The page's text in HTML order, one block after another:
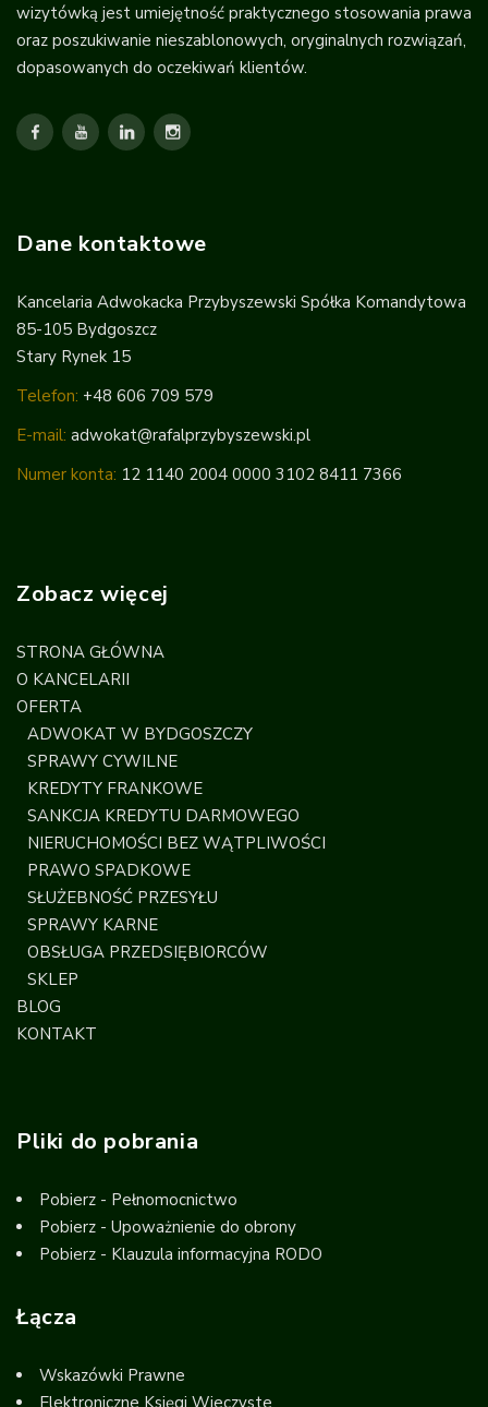
wizytówką jest umiejętność praktycznego stosowania prawa
oraz poszukiwanie nieszablonowych, oryginalnych rozwiązań,
dopasowanych do oczekiwań klientów.
Dane kontaktowe
Kancelaria Adwokacka Przybyszewski Spółka Komandytowa
85-105 Bydgoszcz
Stary Rynek 15
Telefon: +48 606 709 579
E-mail: adwokat@rafalprzybyszewski.pl
Numer konta: 12 1140 2004 0000 3102 8411 7366
Zobacz więcej
STRONA GŁÓWNA
O KANCELARII
OFERTA
ADWOKAT W BYDGOSZCZY
SPRAWY CYWILNE
KREDYTY FRANKOWE
SANKCJA KREDYTU DARMOWEGO
NIERUCHOMOŚCI BEZ WĄTPLIWOŚCI
PRAWO SPADKOWE
SŁUŻEBNOŚĆ PRZESYŁU
SPRAWY KARNE
OBSŁUGA PRZEDSIĘBIORCÓW
SKLEP
BLOG
KONTAKT
Pliki do pobrania
Pobierz - Pełnomocnictwo
Pobierz - Upoważnienie do obrony
Pobierz - Klauzula informacyjna RODO
Łącza
Wskazówki Prawne
Elektroniczne Księgi Wieczyste